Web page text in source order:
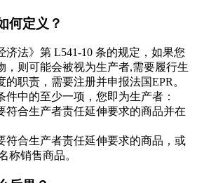
何定义？
济法》第 L541-10 条的规定，如果您
，则可能会被视为生产者,需要履行生
的职责，需要注册并申报法国EPR。
件中的至少一项，您即为生产者：
符合生产者责任延伸要求的商品并在
符合生产者责任延伸要求的商品，或
称销售商品。